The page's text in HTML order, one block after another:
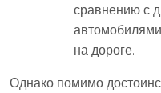
сравнению с
на дороге.
Однако помимо